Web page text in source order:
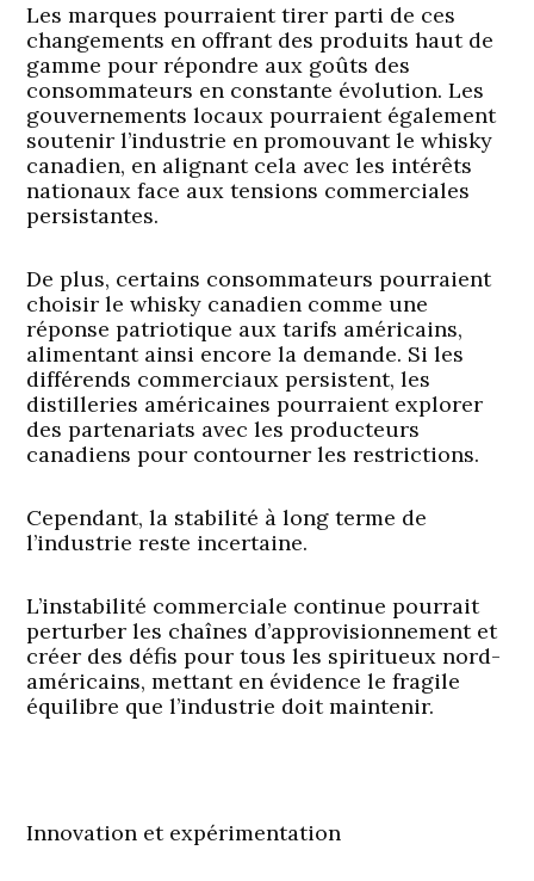
Les marques pourraient tirer parti de ces
changements en offrant des produits haut de
gamme pour répondre aux goûts des
consommateurs en constante évolution. Les
gouvernements locaux pourraient également
soutenir l’industrie en promouvant le whisky
canadien, en alignant cela avec les intérêts
nationaux face aux tensions commerciales
persistantes.
De plus, certains consommateurs pourraient
choisir le whisky canadien comme une
réponse patriotique aux tarifs américains,
alimentant ainsi encore la demande. Si les
différends commerciaux persistent, les
distilleries américaines pourraient explorer
des partenariats avec les producteurs
canadiens pour contourner les restrictions.
Cependant, la stabilité à long terme de
l’industrie reste incertaine.
L’instabilité commerciale continue pourrait
perturber les chaînes d’approvisionnement et
créer des défis pour tous les spiritueux nord-
américains, mettant en évidence le fragile
équilibre que l’industrie doit maintenir.
Innovation et expérimentation